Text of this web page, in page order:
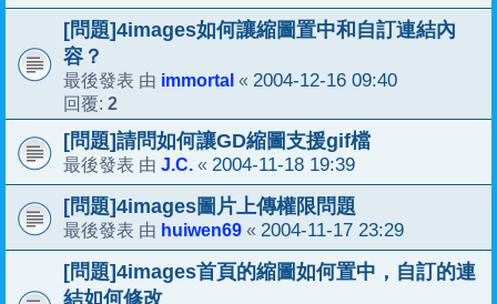
[問題]4images如何讓縮圖置中和自訂連結內
容？
最後發表 由 immortal « 2004-12-16 09:40
回覆: 2
[問題]請問如何讓GD縮圖支援gif檔
最後發表 由 J.C. « 2004-11-18 19:39
[問題]4images圖片上傳權限問題
最後發表 由 huiwen69 « 2004-11-17 23:29
[問題]4images首頁的縮圖如何置中，自訂的連
結如何修改